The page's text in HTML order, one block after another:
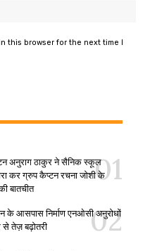
this browser for the next time I
अनुराग ठाकुर ने सैनिक स्कूल
कर ग्रुप कैप्टन रचना जोशी के
बातचीत
के आसपास निर्माण एनओसी अनुरोधों
से तेज़ बढ़ोतरी